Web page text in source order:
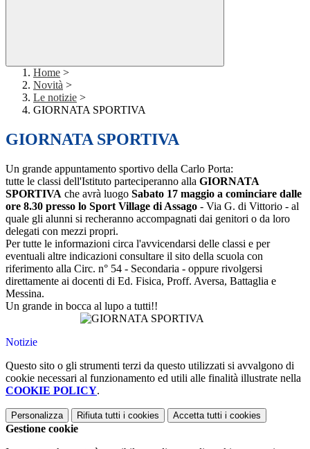
Home >
Novità >
Le notizie >
GIORNATA SPORTIVA
GIORNATA SPORTIVA
Un grande appuntamento sportivo della Carlo Porta:
tutte le classi dell'Istituto parteciperanno alla GIORNATA
SPORTIVA che avrà luogo Sabato 17 maggio a cominciare dalle
ore 8.30 presso lo Sport Village di Assago - Via G. di Vittorio - al
quale gli alunni si recheranno accompagnati dai genitori o da loro
delegati con mezzi propri.
Per tutte le informazioni circa l'avvicendarsi delle classi e per
eventuali altre indicazioni consultare il sito della scuola con
riferimento alla Circ. n° 54 - Secondaria - oppure rivolgersi
direttamente ai docenti di Ed. Fisica, Proff. Aversa, Battaglia e
Messina.
Un grande in bocca al lupo a tutti!!
Notizie
Questo sito o gli strumenti terzi da questo utilizzati si avvalgono di
cookie necessari al funzionamento ed utili alle finalità illustrate nella
COOKIE POLICY.
Personalizza Rifiuta tutti i cookies Accetta tutti i cookies
Gestione cookie